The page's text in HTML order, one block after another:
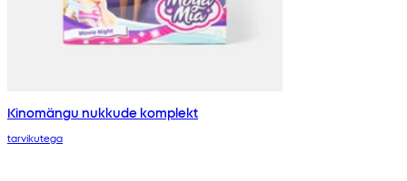
Kinomängu nukkude komplekt
tarvikutega